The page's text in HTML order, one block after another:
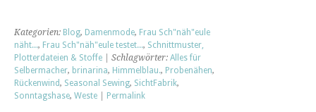
Kategorien: Blog, Damenmode, Frau Sch"näh"eule
näht..., Frau Sch"näh"eule testet..., Schnittmuster,
Plotterdateien & Stoffe | Schlagwörter: Alles für
Selbermacher, brinarina, Himmelblau., Probenähen,
Rückenwind, Seasonal Sewing, SichtFabrik,
Sonntagshase, Weste Permalink